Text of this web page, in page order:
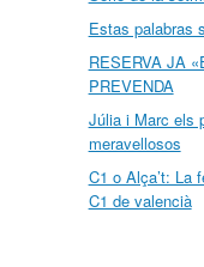
Estas palabras
RESERVA JA
PREVENDA
Júlia i Marc els
meravellosos
C1 o Alça’t: La
C1 de valencià